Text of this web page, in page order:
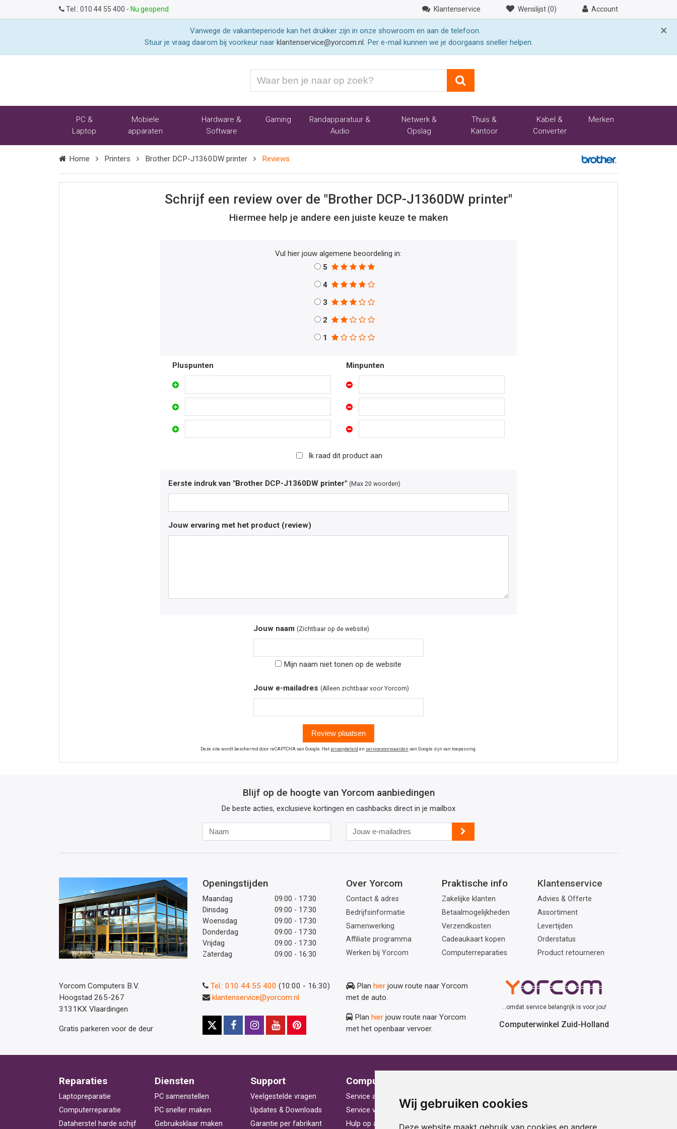
Wij gebruiken cookies
Deze website maakt gebruik van cookies en andere
Tel.: 010 44 55 400 - Nu geopend Klantenservice Wenslijst (0) Account
×
Vanwege de vakantieperiode kan het drukker zijn in onze showroom en aan de telefoon.
Stuur je vraag daarom bij voorkeur naar klantenservice@yorcom.nl. Per e-mail kunnen we je doorgaans sneller helpen.
ben
naar
PC &
Laptop
Mobiele
apparaten
Hardware &
Software
Gaming
Randapparatuur &
Audio
Netwerk &
Opslag
Thuis &
Kantoor
Kabel &
Converter
Merken
Home Printers Brother DCP-J1360DW printer Reviews
Schrijf een review over de "Brother DCP-J1360DW printer"
Hiermee help je andere een juiste keuze te maken
Vul hier jouw algemene beoordeling in:
5
4
3
2
1
Pluspunten Minpunten
Ik raad dit product aan
Eerste indruk van "Brother DCP-J1360DW printer" (Max 20 woorden)
Jouw ervaring met het product (review)
Jouw naam (Zichtbaar op de website)
Mijn naam niet tonen op de website
Jouw e-mailadres (Alleen zichtbaar voor Yorcom)
Review plaatsen
Deze site wordt beschermd door reCAPTCHA van Google. Het privacybeleid en servicevoorwaarden van Google zijn van toepassing.
Blijf op de hoogte van Yorcom aanbiedingen
De beste acties, exclusieve kortingen en cashbacks direct in je mailbox
Jouw
e-
mailadres
Openingstijden
Maandag
09:00 - 17:30
Dinsdag
09:00 - 17:30
Woensdag
09:00 - 17:30
Donderdag
09:00 - 17:30
Vrijdag
09:00 - 17:30
Zaterdag
09:00 - 16:30
Over Yorcom
Contact & adres
Bedrijfsinformatie
Samenwerking
Affiliate programma
Werken bij Yorcom
Praktische info
Zakelijke klanten
Betaalmogelijkheden
Verzendkosten
Cadeaukaart kopen
Computerreparaties
Klantenservice
Advies & Offerte
Assortiment
Levertijden
Orderstatus
Product retourneren
Yorcom Computers B.V.
Hoogstad 265-267
3131KX Vlaardingen
Gratis parkeren voor de deur
Plan hier jouw route naar Yorcom
met de auto.
Plan hier jouw route naar Yorcom
met het openbaar vervoer.
Tel.: 010 44 55 400 (10:00 - 16:30)
klantenservice@yorcom.nl
...omdat service belangrijk is voor jou!
Computerwinkel Zuid-Holland
Reparaties
Laptopreparatie
Computerreparatie
Dataherstel harde schijf
Diensten
PC samenstellen
PC sneller maken
Gebruiksklaar maken
Support
Veelgestelde vragen
Updates & Downloads
Garantie per fabrikant
Computerhulp
Service aan huis
Service voor bedrijven
Hulp op afstand
Statafel huren
Laptop huren
Beamer huren
Cadeau ideeën